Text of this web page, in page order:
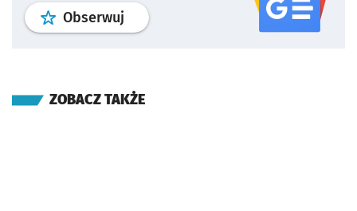
Obserwuj profil serwisu
ZOBACZ TAKŻE